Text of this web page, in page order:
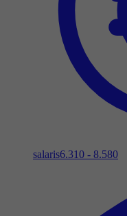
salaris6.310 - 8.580